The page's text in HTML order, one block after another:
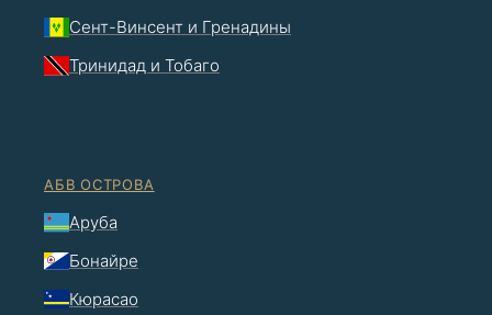
Сент-Винсент и Гренадины
Тринидад и Тобаго
АБВ ОСТРОВА
Аруба
Бонайре
Кюрасао